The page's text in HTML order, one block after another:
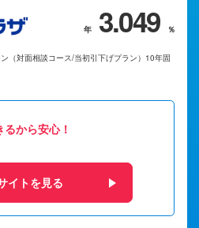
3.049
（対面相談コース/当初引下げプラン）10年固
から安心！
イトを見る